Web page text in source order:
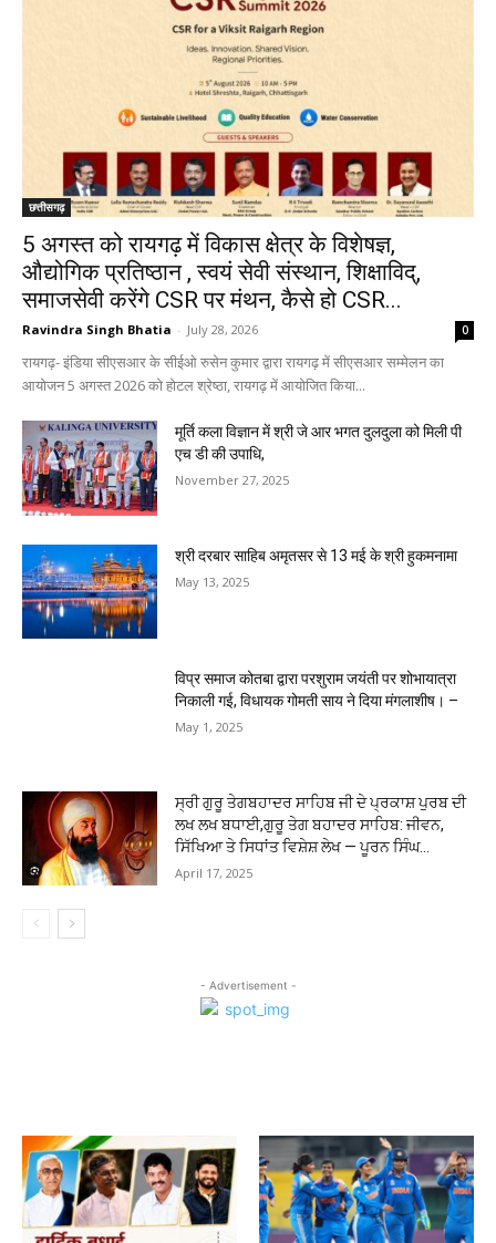
छत्तीसगढ़
5 अगस्त को रायगढ़ में विकास क्षेत्र के विशेषज्ञ,
औद्योगिक प्रतिष्ठान , स्वयं सेवी संस्थान, शिक्षाविद्,
समाजसेवी करेंगे CSR पर मंथन, कैसे हो CSR...
Ravindra Singh Bhatia - July 28, 2026 0
रायगढ़- इंडिया सीएसआर के सीईओ रुसेन कुमार द्वारा रायगढ़ में सीएसआर सम्मेलन का
आयोजन 5 अगस्त 2026 को होटल श्रेष्ठा, रायगढ़ में आयोजित किया...
मूर्ति कला विज्ञान में श्री जे आर भगत दुलदुला को मिली पी
एच डी की उपाधि,
November 27, 2025
श्री दरबार साहिब अमृतसर से 13 मई के श्री हुकमनामा
May 13, 2025
विप्र समाज कोतबा द्वारा परशुराम जयंती पर शोभायात्रा
निकाली गई, विधायक गोमती साय ने दिया मंगलाशीष। –
May 1, 2025
ਸ੍ਰੀ ਗੁਰੂ ਤੇਗਬਹਾਦਰ ਸਾਹਿਬ ਜੀ ਦੇ ਪ੍ਰਕਾਸ਼ ਪੁਰਬ ਦੀ
ਲਖ ਲਖ ਬਧਾਈ,ਗੁਰੂ ਤੇਗ ਬਹਾਦਰ ਸਾਹਿਬ: ਜੀਵਨ,
ਸਿੱਖਿਆ ਤੇ ਸਿਧਾਂਤ ਵਿਸ਼ੇਸ਼ ਲੇਖ — ਪੂਰਨ ਸਿੰਘ...
April 17, 2025
- Advertisement -